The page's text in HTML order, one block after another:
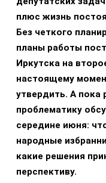
плюс жизнь
Без четкого
планы работы
Иркутска на
настоящему
утвердить. А пока
проблематику
середине июня:
народные
какие решения
перспективу.